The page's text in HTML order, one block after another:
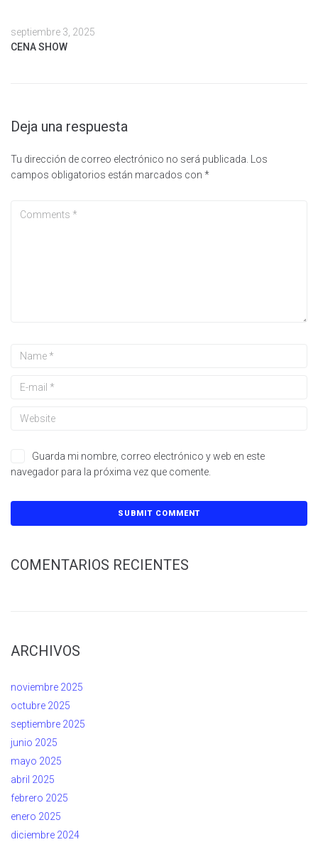
septiembre 3, 2025
CENA SHOW
Deja una respuesta
Tu dirección de correo electrónico no será publicada.
Los
campos obligatorios están marcados con *
Guarda mi nombre, correo electrónico y web en este
navegador para la próxima vez que comente.
COMENTARIOS RECIENTES
ARCHIVOS
noviembre 2025
octubre 2025
septiembre 2025
junio 2025
mayo 2025
abril 2025
febrero 2025
enero 2025
diciembre 2024